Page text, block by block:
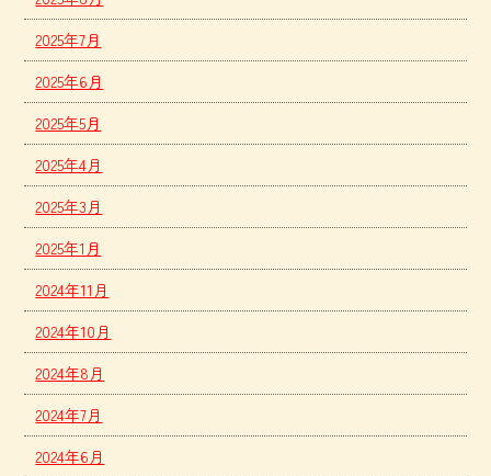
2025年7月
2025年6月
2025年5月
2025年4月
2025年3月
2025年1月
2024年11月
2024年10月
2024年8月
2024年7月
2024年6月